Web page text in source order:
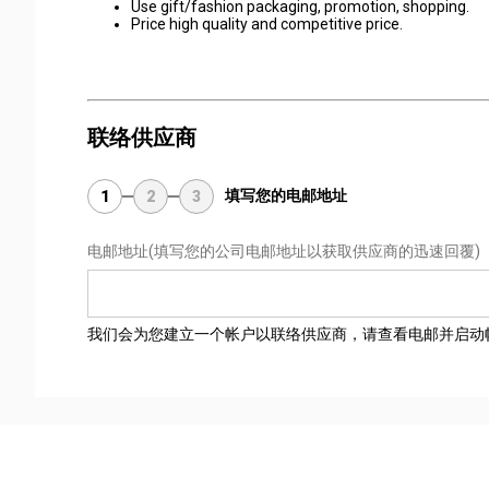
Use gift/fashion packaging, promotion, shopping.
Price high quality and competitive price.
联络供应商
1 2 3 填写您的电邮地址
电邮地址(填写您的公司电邮地址以获取供应商的迅速回覆)
我们会为您建立一个帐户以联络供应商，请查看电邮并启动